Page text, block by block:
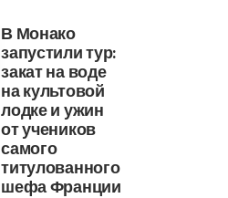
В Монако
запустили тур:
закат на воде
на культовой
лодке и ужин
от учеников
самого
титулованного
шефа Франции